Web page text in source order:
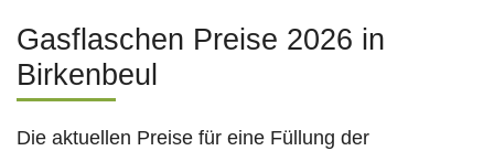
Gasflaschen Preise 2026 in
Birkenbeul
Die aktuellen Preise für eine Füllung der